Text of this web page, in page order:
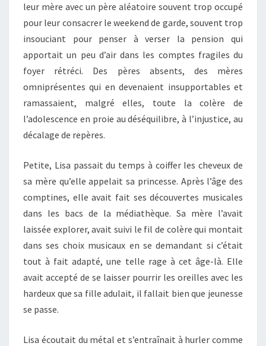
leur mère avec un père aléatoire souvent trop occupé
pour leur consacrer le weekend de garde, souvent trop
insouciant pour penser à verser la pension qui
apportait un peu d’air dans les comptes fragiles du
foyer rétréci. Des pères absents, des mères
omniprésentes qui en devenaient insupportables et
ramassaient, malgré elles, toute la colère de
l’adolescence en proie au déséquilibre, à l’injustice, au
décalage de repères.
Petite, Lisa passait du temps à coiffer les cheveux de
sa mère qu’elle appelait sa princesse. Après l’âge des
comptines, elle avait fait ses découvertes musicales
dans les bacs de la médiathèque. Sa mère l’avait
laissée explorer, avait suivi le fil de colère qui montait
dans ses choix musicaux en se demandant si c’était
tout à fait adapté, une telle rage à cet âge-là. Elle
avait accepté de se laisser pourrir les oreilles avec les
hardeux que sa fille adulait, il fallait bien que jeunesse
se passe.
Lisa écoutait du métal et s’entraînait à hurler comme